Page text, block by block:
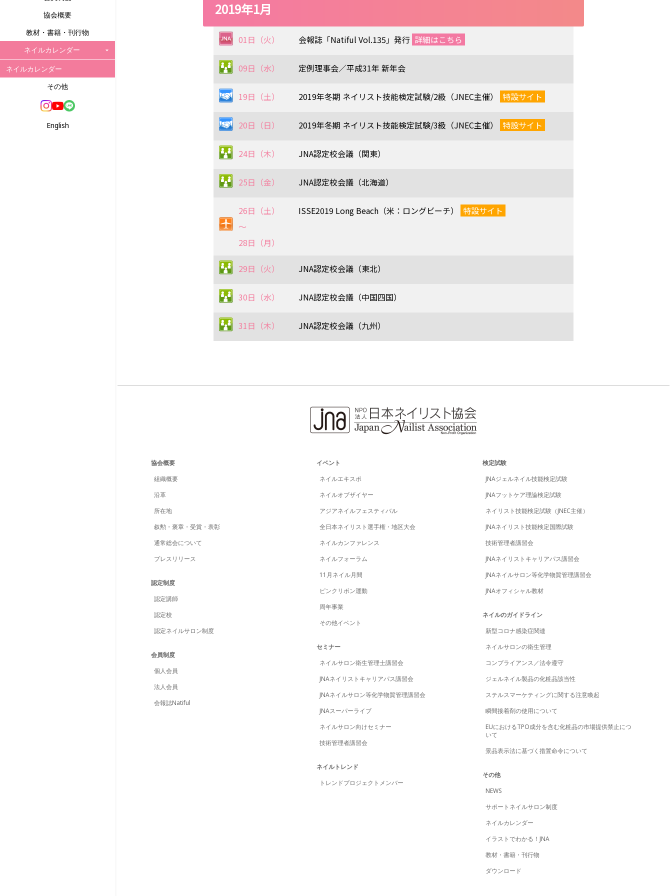
協会概要
教材・書籍・刊行物
ネイルカレンダー
ネイルカレンダー
その他
English
2019年1月
01日（火） 会報誌「Natiful Vol.135」発行 詳細はこちら
09日（水） 定例理事会／平成31年 新年会
19日（土） 2019年冬期 ネイリスト技能検定試験/2級（JNEC主催） 特設サイト
20日（日） 2019年冬期 ネイリスト技能検定試験/3級（JNEC主催） 特設サイト
24日（木） JNA認定校会議（関東）
25日（金） JNA認定校会議（北海道）
26日（土）
〜
28日（月）
ISSE2019 Long Beach（米：ロングビーチ） 特設サイト
29日（火） JNA認定校会議（東北）
30日（水） JNA認定校会議（中国四国）
31日（木） JNA認定校会議（九州）
協会概要
組織概要
沿革
所在地
叙勲・褒章・受賞・表彰
通常総会について
プレスリリース
認定制度
認定講師
認定校
認定ネイルサロン制度
会員制度
個人会員
法人会員
会報誌Natiful
イベント
ネイルエキスポ
ネイルオブザイヤー
アジアネイルフェスティバル
全日本ネイリスト選手権・地区大会
ネイルカンファレンス
ネイルフォーラム
11月ネイル月間
ピンクリボン運動
周年事業
その他イベント
セミナー
ネイルサロン衛生管理士講習会
JNAネイリストキャリアパス講習会
JNAネイルサロン等化学物質管理講習会
JNAスーパーライブ
ネイルサロン向けセミナー
技術管理者講習会
ネイルトレンド
トレンドプロジェクトメンバー
検定試験
JNAジェルネイル技能検定試験
JNAフットケア理論検定試験
ネイリスト技能検定試験（JNEC主催）
JNAネイリスト技能検定国際試験
技術管理者講習会
JNAネイリストキャリアパス講習会
JNAネイルサロン等化学物質管理講習会
JNAオフィシャル教材
ネイルのガイドライン
新型コロナ感染症関連
ネイルサロンの衛生管理
コンプライアンス／法令遵守
ジェルネイル製品の化粧品該当性
ステルスマーケティングに関する注意喚起
瞬間接着剤の使用について
EUにおけるTPO成分を含む化粧品の市場提供禁止につ
いて
景品表示法に基づく措置命令について
その他
NEWS
サポートネイルサロン制度
ネイルカレンダー
イラストでわかる！JNA
教材・書籍・刊行物
ダウンロード